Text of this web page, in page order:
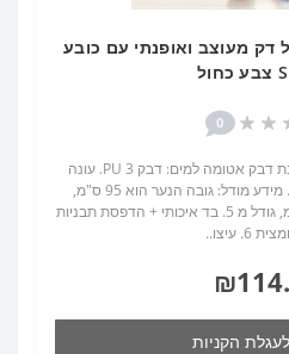
דק מעוצב ואופנתי עם כובע
0
1. בד גשם: בד פוליאסטר 2. שכבת דבק אטומה למים: דבק PU 3. עונה
רלוונטית: מתאימה לכל העונות 4. מידע מודל: גובה הנער הוא 95 ס"מ,
גודל S; גובה הילדה הוא 105 ס"מ, גודל מ 5. בד איכותי + הדפסת תבניות
עיצו..
הקניות